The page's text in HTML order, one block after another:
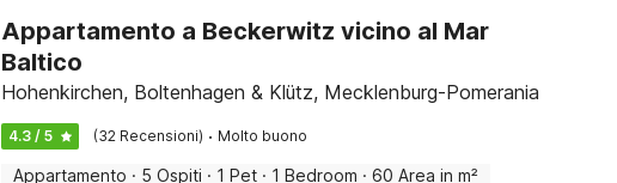
Appartamento a Beckerwitz vicino al Mar
Baltico
Hohenkirchen, Boltenhagen & Klütz, Mecklenburg-Pomerania
4.3 / 5 (32 Recensioni) · Molto buono
Appartamento · 5 Ospiti · 1 Pet · 1 Bedroom · 60 Area in m²